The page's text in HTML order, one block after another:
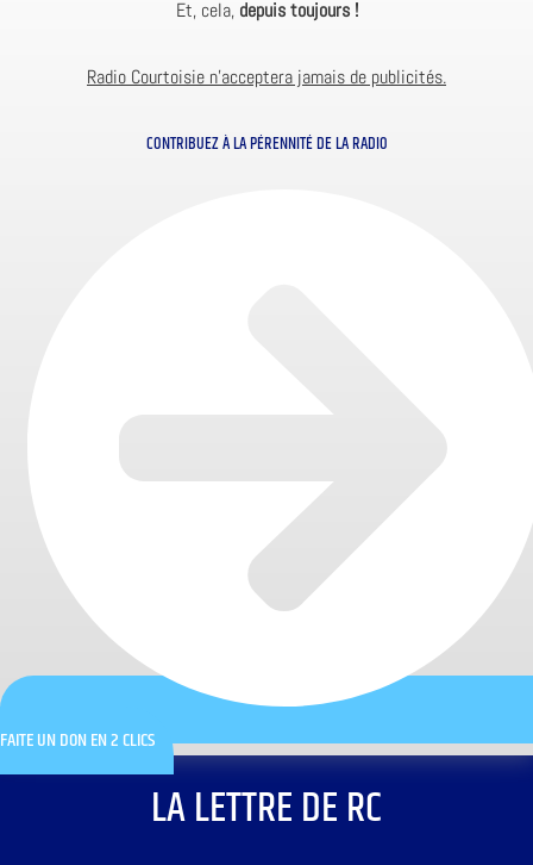
Et, cela, depuis toujours !
Radio Courtoisie n’acceptera jamais de publicités.
CONTRIBUEZ À LA PÉRENNITÉ DE LA RADIO
FAITE UN DON EN 2 CLICS
LA LETTRE DE RC